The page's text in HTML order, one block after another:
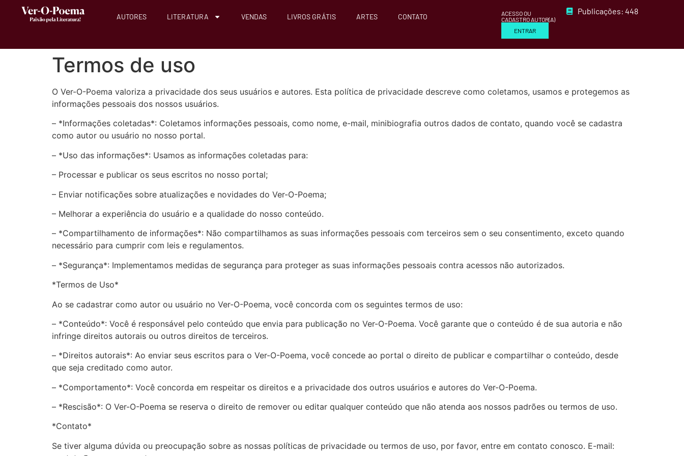
AUTORES LITERATURA VENDAS LIVROS GRÁTIS ARTES CONTATO
ACESSO OU
CADASTRO AUTOR(A)
ENTRAR
Publicações: 448
Termos de uso
O Ver-O-Poema valoriza a privacidade dos seus usuários e autores. Esta política de privacidade descreve como coletamos, usamos e protegemos as
informações pessoais dos nossos usuários.
– *Informações coletadas*: Coletamos informações pessoais, como nome, e-mail, minibiografia outros dados de contato, quando você se cadastra
como autor ou usuário no nosso portal.
– *Uso das informações*: Usamos as informações coletadas para:
– Processar e publicar os seus escritos no nosso portal;
– Enviar notificações sobre atualizações e novidades do Ver-O-Poema;
– Melhorar a experiência do usuário e a qualidade do nosso conteúdo.
– *Compartilhamento de informações*: Não compartilhamos as suas informações pessoais com terceiros sem o seu consentimento, exceto quando
necessário para cumprir com leis e regulamentos.
– *Segurança*: Implementamos medidas de segurança para proteger as suas informações pessoais contra acessos não autorizados.
*Termos de Uso*
Ao se cadastrar como autor ou usuário no Ver-O-Poema, você concorda com os seguintes termos de uso:
– *Conteúdo*: Você é responsável pelo conteúdo que envia para publicação no Ver-O-Poema. Você garante que o conteúdo é de sua autoria e não
infringe direitos autorais ou outros direitos de terceiros.
– *Direitos autorais*: Ao enviar seus escritos para o Ver-O-Poema, você concede ao portal o direito de publicar e compartilhar o conteúdo, desde
que seja creditado como autor.
– *Comportamento*: Você concorda em respeitar os direitos e a privacidade dos outros usuários e autores do Ver-O-Poema.
– *Rescisão*: O Ver-O-Poema se reserva o direito de remover ou editar qualquer conteúdo que não atenda aos nossos padrões ou termos de uso.
*Contato*
Se tiver alguma dúvida ou preocupação sobre as nossas políticas de privacidade ou termos de uso, por favor, entre em contato conosco. E-mail: